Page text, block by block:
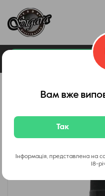
Каталог товарів
Вам вже
Так
Інформація, представлена на
18-